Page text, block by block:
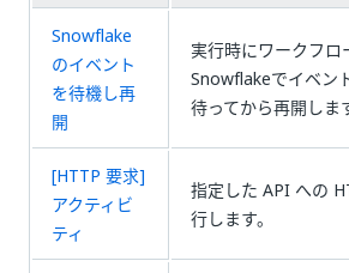
Snowflake
のイベント
を待機し再
開
実行時にワークフロ
Snowflakeでイベン
待ってから再開しま
[HTTP 要求]
アクティビ
ティ
指定した API への
行します。